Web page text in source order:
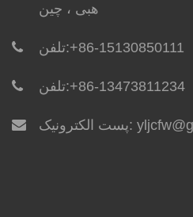
هبی ، چین
تلفن:+86-15130850111
تلفن:+86-13473811234
پست الکترونیک: